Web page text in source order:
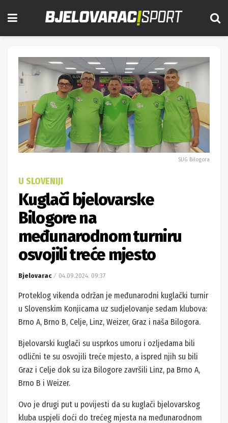
SUG Bilogora
U SLOVENIJI
Kuglači bjelovarske
Bilogore na
međunarodnom turniru
osvojili treće mjesto
Bjelovarac 04.09.2024. 09:37
Proteklog vikenda održan je međunarodni kuglački turnir
u Slovenskim Konjicama uz sudjelovanje sedam klubova:
Brno A, Brno B, Celje, Linz, Weizer, Graz i naša Bilogora.
Bjelovarski kuglači su usprkos umoru i ozljedama bili
odlični te su osvojili treće mjesto, a ispred njih su bili
Graz i Celje dok su iza Bilogore završili Linz, pa Brno A,
Brno B i Weizer.
Ovo je drugi put u povijesti da su kuglači bjelovarskog
kluba uspjeli doći do trećeg mjesta na međunarodnom